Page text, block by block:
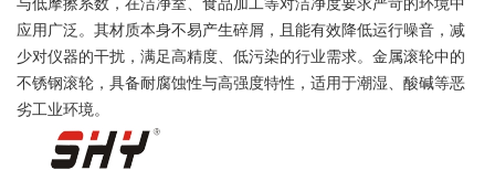
与低摩擦系数，在洁净室、食品加工等对洁净度要求严苛的环境中
应用广泛。其材质本身不易产生碎屑，且能有效降低运行噪音，减
少对仪器的干扰，满足高精度、低污染的行业需求。金属滚轮中的
不锈钢滚轮，具备耐腐蚀性与高强度特性，适用于潮湿、酸碱等恶
劣工业环境。